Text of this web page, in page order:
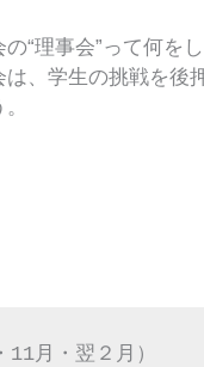
の“理事会”って何
、学生の挑戦を
月・翌２月）​​